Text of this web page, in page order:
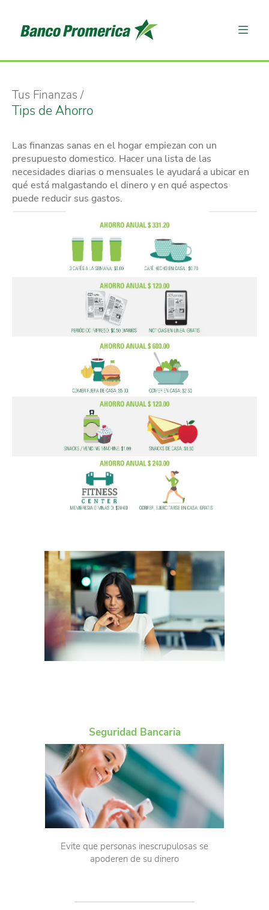
Tus Finanzas
Tips de Ahorro
Las finanzas sanas en el hogar empiezan con un
presupuesto domestico. Hacer una lista de las
necesidades diarias o mensuales le ayudará a ubicar en
qué está malgastando el dinero y en qué aspectos
puede reducir sus gastos.
Seguridad Bancaria
Evite que personas inescrupulosas se
apoderen de su dinero